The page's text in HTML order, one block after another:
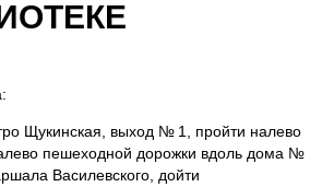
Щукинская, выход № 1, пройти налево
пешеходной дорожки вдоль дома №
Василевского, дойти